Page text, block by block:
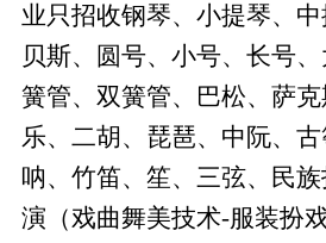
业只招收钢琴、小提琴、中
贝斯、圆号、小号、长号
簧管、双簧管、巴松、萨
乐、二胡、琵琶、中阮、
呐、竹笛、笙、三弦、民
演（戏曲舞美技术-服装扮